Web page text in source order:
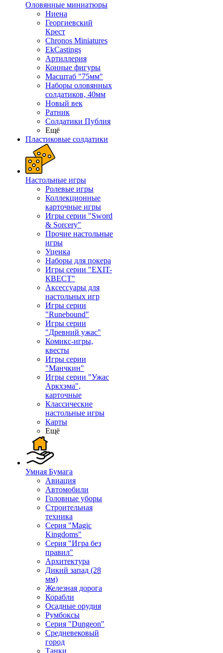
Оловянные миниатюры
Ниена
Георгиевский
Крест
Chronos Miniatures
EkCastings
Артиллерия
Конные фигуры
Масштаб "75мм"
Наборы оловянных
солдатиков, 40мм
Новый век
Ратник
Солдатики Публия
Ещё
Пластиковые солдатики
Настольные игры
Ролевые игры
Коллекционные
карточные игры
Игры серии "Sword
& Sorcery"
Прочие настольные
игры
Уценка
Наборы для покера
Игры серии "EXIT-
КВЕСТ"
Аксессуары для
настольных игр
Игры серии
"Runebound"
Игры серии
"Древний ужас"
Комикс-игры,
квесты
Игры серии
"Манчкин"
Игры серии "Ужас
Аркхэма",
карточные
Классические
настольные игры
Карты
Ещё
Умная Бумага
Авиация
Автомобили
Головные уборы
Строительная
техника
Серия "Magic
Kingdoms"
Серия "Игра без
правил"
Архитектура
Дикий запад (28
мм)
Железная дорога
Корабли
Осадные орудия
Румбоксы
Серия "Dungeon"
Средневековый
город
Танки